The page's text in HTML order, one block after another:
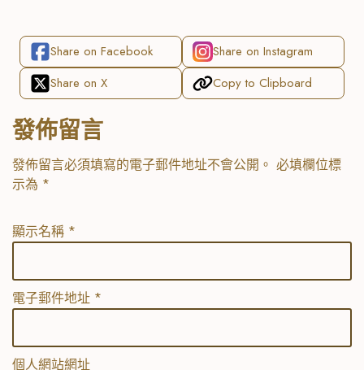
Share on Facebook
Share on Instagram
Share on X
Copy to Clipboard
發佈留言
發佈留言必須填寫的電子郵件地址不會公開。 必填欄位標
示為 *
顯示名稱 *
電子郵件地址 *
個人網站網址